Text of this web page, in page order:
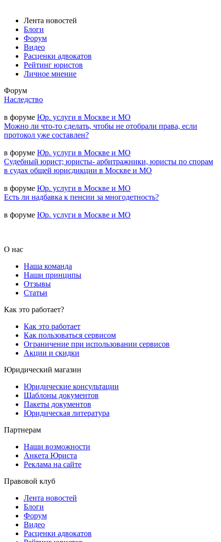
Лента новостей
Блоги
Форум
Видео
Расценки адвокатов
Рейтинг юристов
Личное мнение
Форум
Наследство
в форуме Юр. услуги в Москве и МО
Можно ли что-то сделать, чтобы не отобрали права, если
протокол уже составлен?
в форуме Юр. услуги в Москве и МО
Судебный юрист; юристы- арбитражники, юристы по спорам
в судах общей юрисдикции в Москве и МО
в форуме Юр. услуги в Москве и МО
Есть ли надбавка к пенсии за многодетность?
в форуме Юр. услуги в Москве и МО
О нас
Наша команда
Наши принципы
Отзывы
Статьи
Как это работает?
Как это работает
Как пользоваться сервисом
Ограничение при использовании сервисов
Акции и скидки
Юридический магазин
Юридические консультации
Шаблоны документов
Пакеты документов
Юридическая литература
Партнерам
Наши возможности
Анкета Юриста
Реклама на сайте
Правовой клуб
Лента новостей
Блоги
Форум
Видео
Расценки адвокатов